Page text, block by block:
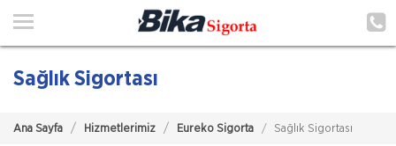
Ana Sayfa
Poliçe Hatırlat
Sağlık Sigortası
Ana Sayfa Hizmetlerimiz Eureko Sigorta Sağlık Sigortası